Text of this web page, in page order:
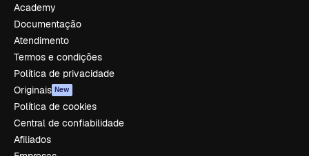
Academy
Documentação
Atendimento
Termos e condições
Política de privacidade
Originais New
Política de cookies
Central de confiabilidade
Afiliados